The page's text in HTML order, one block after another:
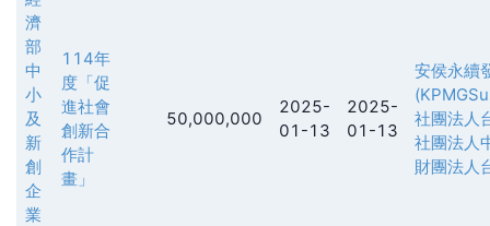
濟
部
中
小
及
新
創
企
業
114年
度「促
進社會
創新合
作計
畫」
50,000,000
2025-
01-13
2025-
01-13
安侯永續
社團法人
社團法人
財團法人